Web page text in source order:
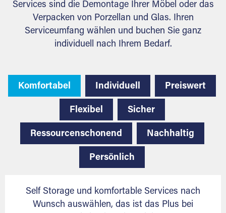
Services sind die Demontage Ihrer Möbel oder das
Verpacken von Porzellan und Glas. Ihren
Serviceumfang wählen und buchen Sie ganz
individuell nach Ihrem Bedarf.
Komfortabel Individuell Preiswert
Flexibel Sicher
Ressourcenschonend Nachhaltig
Persönlich
Self Storage und komfortable Services nach
Wunsch auswählen, das ist das Plus bei